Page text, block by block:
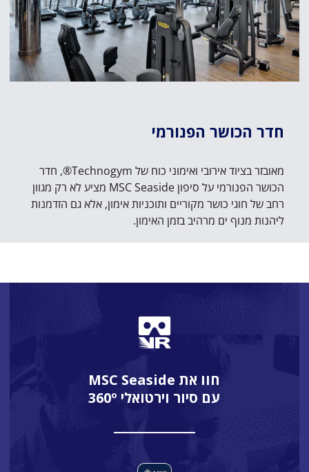
חדר הכושר הפנורמי
מאובזר בציוד אירובי ואימוני כוח של Technogym®, חדר
הכושר הפנורמי על סיפון MSC Seaside מציע לא רק מגוון
רחב של חוגי כושר מקוריים ותוכניות אימון, אלא גם הזדמנות
ליהנות מנוף ים מרהיב בזמן האימון.
חוו את MSC Seaside
עם סיור וירטואלי 360º